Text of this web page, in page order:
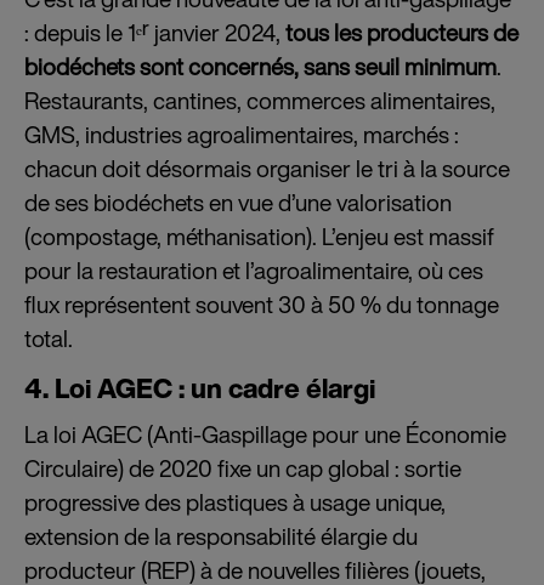
: depuis le 1ᵉʳ janvier 2024,tous les producteurs de
biodéchets sont concernés, sans seuil minimum.
Restaurants, cantines, commerces alimentaires,
GMS, industries agroalimentaires, marchés :
chacun doit désormais organiser le tri à la source
de ses biodéchets en vue d’une valorisation
(compostage, méthanisation). L’enjeu est massif
pour la restauration et l’agroalimentaire, où ces
flux représentent souvent 30 à 50 % du tonnage
total.
4. Loi AGEC : un cadre élargi
La loi AGEC (Anti-Gaspillage pour une Économie
Circulaire) de 2020 fixe un cap global : sortie
progressive des plastiques à usage unique,
extension de la responsabilité élargie du
producteur (REP) à de nouvelles filières (jouets,